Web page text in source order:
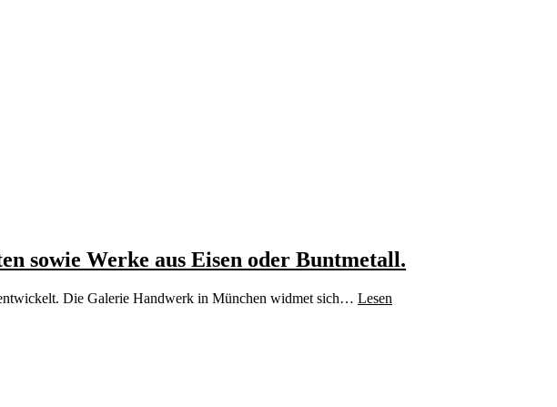
sowie Werke aus Eisen oder Buntmetall.
Die Galerie Handwerk in München widmet sich… Lesen